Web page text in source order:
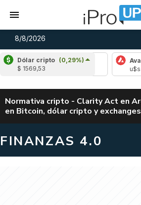
8/8/2026
Dólar cripto (0,29%)
$ 1569,53
Cardano (-0,35%)
u$s 0,20
Avalanche
ALERTA
Normativa cripto - Clarity Act en
en Bitcoin, dólar cripto y exchanges
FINANZAS 4.0